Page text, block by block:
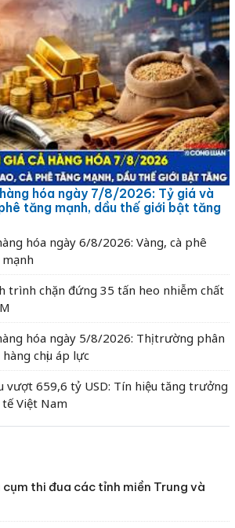
hóa ngày 7/8/2026: Tỷ giá và
tăng mạnh, dầu thế giới bật tăng
hóa ngày 6/8/2026: Vàng, cà phê
trình chặn đứng 35 tấn heo nhiễm chất
hóa ngày 5/8/2026: Thị trường phân
chịu áp lực
vượt 659,6 tỷ USD: Tín hiệu tăng trưởng
Việt Nam
cụm thi đua các tỉnh miền Trung và